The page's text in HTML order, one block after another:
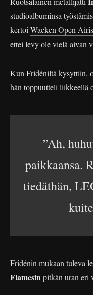
studioalbuminsa
kertoi Wacken Open
ettei levy ole vielä aivan
Kun Fridéniltä kysyttiin,
hän toppuutteli liikkeellä
”Ah,
paikkaansa.
tiedäthän,
Fridénin mukaan tuleva
Flamesinpitkän uran eri